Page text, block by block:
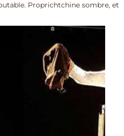
Proprichtchine sombre, et